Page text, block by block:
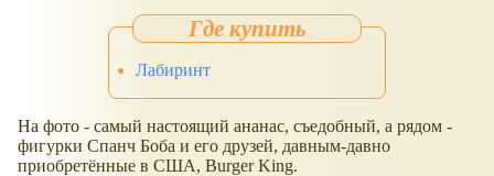
Лабиринт
На фото - самый настоящий ананас, съедобный, а рядом -
фигурки Спанч Боба и его друзей, давным-давно
приобретённые в США, Burger King.